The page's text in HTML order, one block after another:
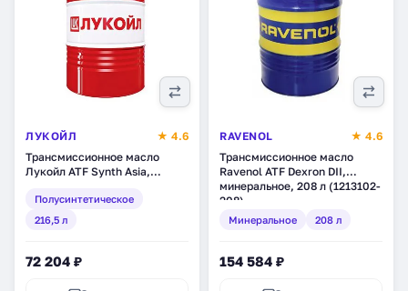
ЛУКОЙЛ
★ 4.6
Трансмиссионное масло
Лукойл ATF Synth Asia,
(1517967)
Полусинтетическое
216,5 л
72 204 ₽
RAVENOL
★ 4.6
Трансмиссионное масло
Ravenol ATF Dexron DII,
минеральное, 208 л (1213102-
208)
Минеральное 208 л
154 584 ₽